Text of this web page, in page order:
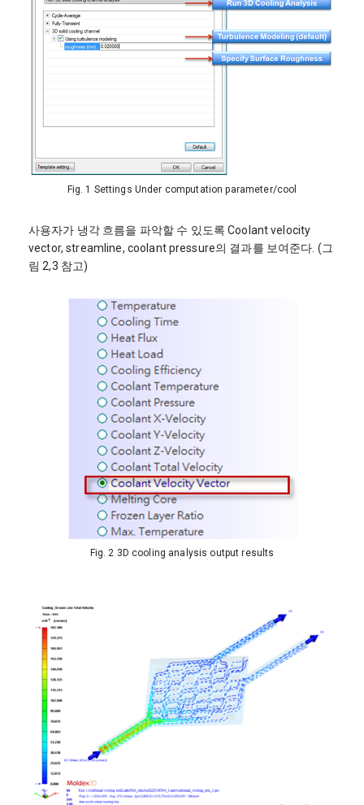
Fig. 1 Settings Under computation parameter/cool
사용자가 냉각 흐름을 파악할 수 있도록 Coolant velocity
vector, streamline, coolant pressure의 결과를 보여준다. (그
림 2,3 참고)
Fig. 2 3D cooling analysis output results